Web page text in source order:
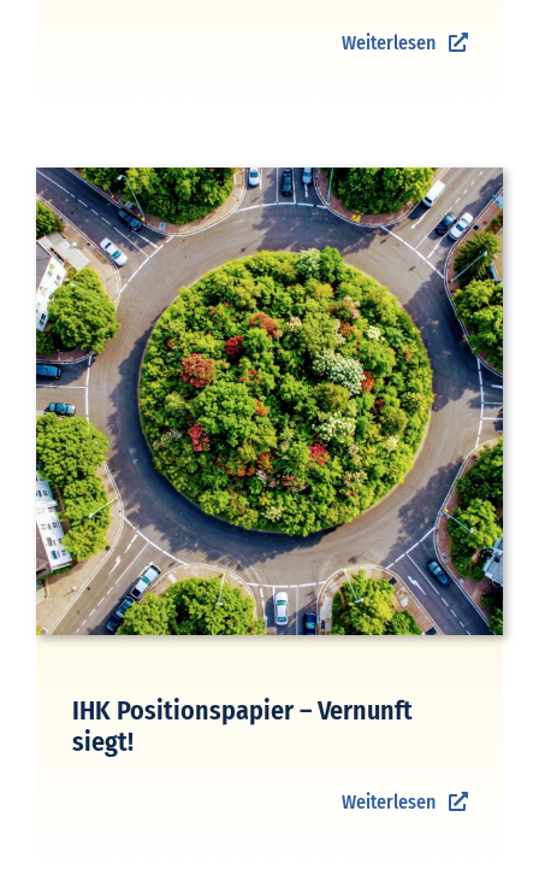
Weiterlesen
IHK Positionspapier – Vernunft
siegt!
Weiterlesen